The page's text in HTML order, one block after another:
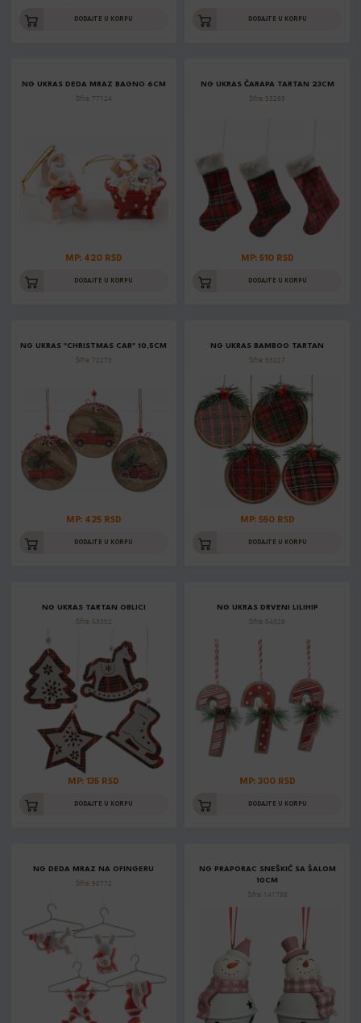
DODAJTE U KORPU DODAJTE U KORPU
NG UKRAS DEDA MRAZ BAGNO 6CM
Šifra: 77124
MP: 420 RSD
DODAJTE U KORPU
NG UKRAS ČARAPA TARTAN 23CM
Šifra: 53265
MP: 510 RSD
DODAJTE U KORPU
NG UKRAS "CHRISTMAS CAR" 10,5CM
Šifra: 72273
MP: 425 RSD
DODAJTE U KORPU
NG UKRAS BAMBOO TARTAN
Šifra: 53227
MP: 550 RSD
DODAJTE U KORPU
NG UKRAS TARTAN OBLICI
Šifra: 53302
MP: 135 RSD
DODAJTE U KORPU
NG UKRAS DRVENI LILIHIP
Šifra: 54026
MP: 300 RSD
DODAJTE U KORPU
NG DEDA MRAZ NA OFINGERU
Šifra: 90772
NG PRAPORAC SNEŠKIĆ SA ŠALOM
10CM
Šifra: 141798